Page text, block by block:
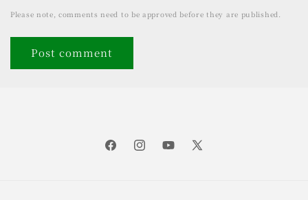
Please note, comments need to be approved before they are published.
FacebookInstagramYouTube
X